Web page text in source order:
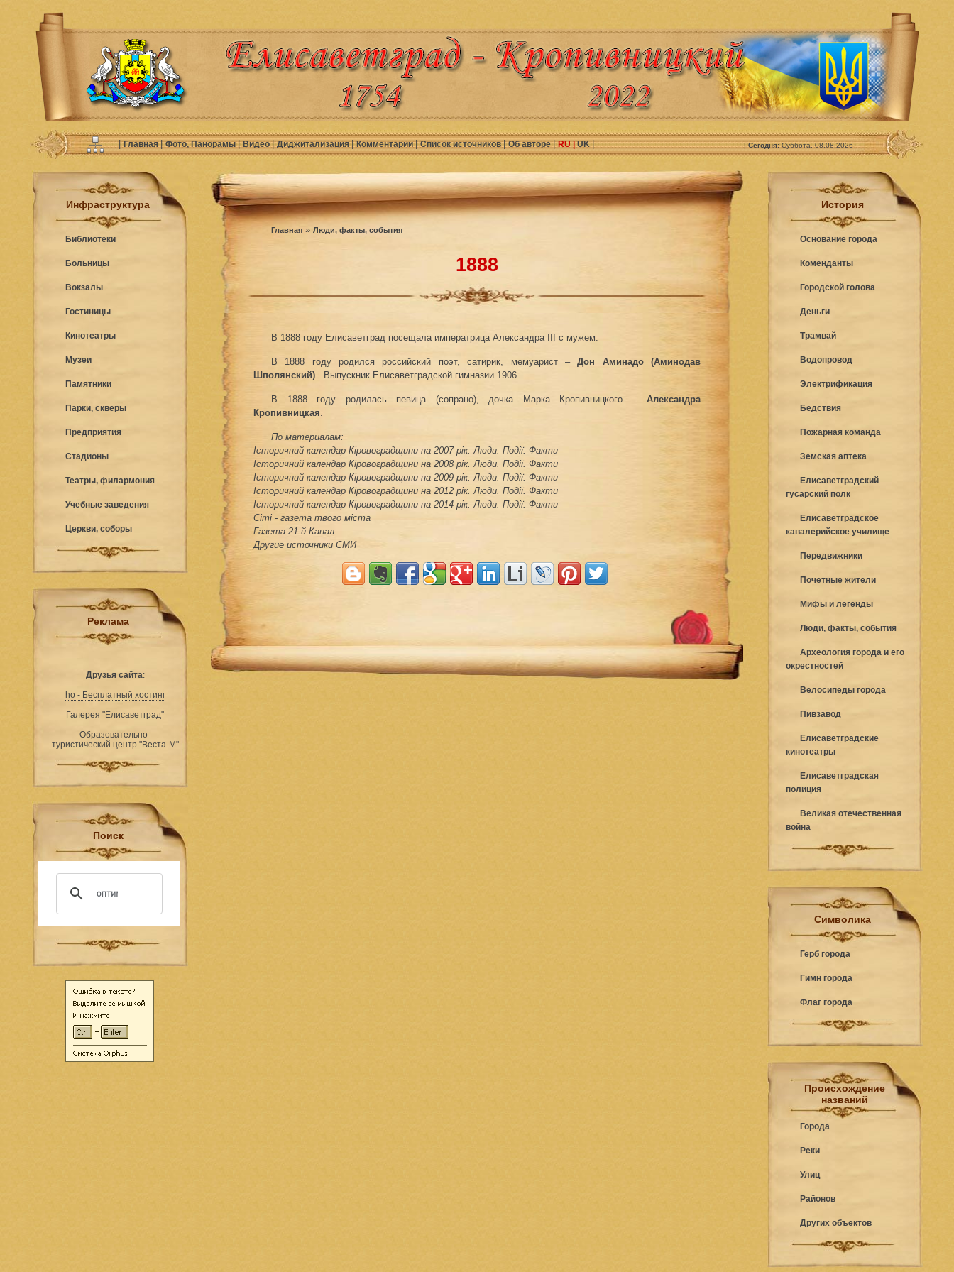
|Главная|Фото, Панорамы|Видео|Диджитализация|Комментарии|Список источников|Об авторе|RU |UK| |Сегодня:Суббота, 08.08.2026
Инфраструктура
Библиотеки
Больницы
Вокзалы
Гостиницы
Кинотеатры
Музеи
Памятники
Парки, скверы
Предприятия
Стадионы
Театры, филармония
Учебные заведения
Церкви, соборы
Реклама
Друзья сайта:
ho - Бесплатный хостинг
Галерея "Елисаветград"
Образовательно-
туристический центр "Веста-М"
Поиск
Главная » Люди, факты, события
1888
В 1888 году Елисаветград посещала императрица Александра ІІІ с мужем.
В 1888 году родился российский поэт, сатирик, мемуарист –Дон Аминадо (Аминодав
Шполянский) . Выпускник Елисаветградской гимназии 1906.
В 1888 году родилась певица (сопрано), дочка Марка Кропивницкого – Александра
Кропивницкая.
По материалам:
Історичний календар Кіровоградщини на 2007 рік. Люди. Події. Факти
Історичний календар Кіровоградщини на 2008 рік. Люди. Події. Факти
Історичний календар Кіровоградщини на 2009 рік. Люди. Події. Факти
Історичний календар Кіровоградщини на 2012 рік. Люди. Події. Факти
Історичний календар Кіровоградщини на 2014 рік. Люди. Події. Факти
Сіті - газета твого міста
Газета 21-й Канал
Другие источники СМИ
История
Основание города
Коменданты
Городской голова
Деньги
Трамвай
Водопровод
Электрификация
Бедствия
Пожарная команда
Земская аптека
Елисаветградский
гусарский полк
Елисаветградское
кавалерийское училище
Передвижники
Почетные жители
Мифы и легенды
Люди, факты, события
Археология города и его
окрестностей
Велосипеды города
Пивзавод
Елисаветградские
кинотеатры
Елисаветградская
полиция
Великая отечественная
война
Символика
Герб города
Гимн города
Флаг города
Происхождение
названий
Города
Реки
Улиц
Районов
Других объектов